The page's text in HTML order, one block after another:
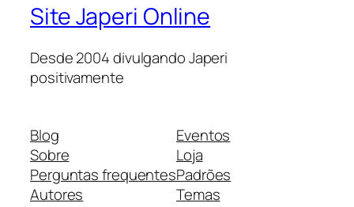
Site Japeri Online
Desde 2004 divulgando Japeri
positivamente
Blog
Sobre
Perguntas frequentes
Autores
Eventos
Loja
Padrões
Temas